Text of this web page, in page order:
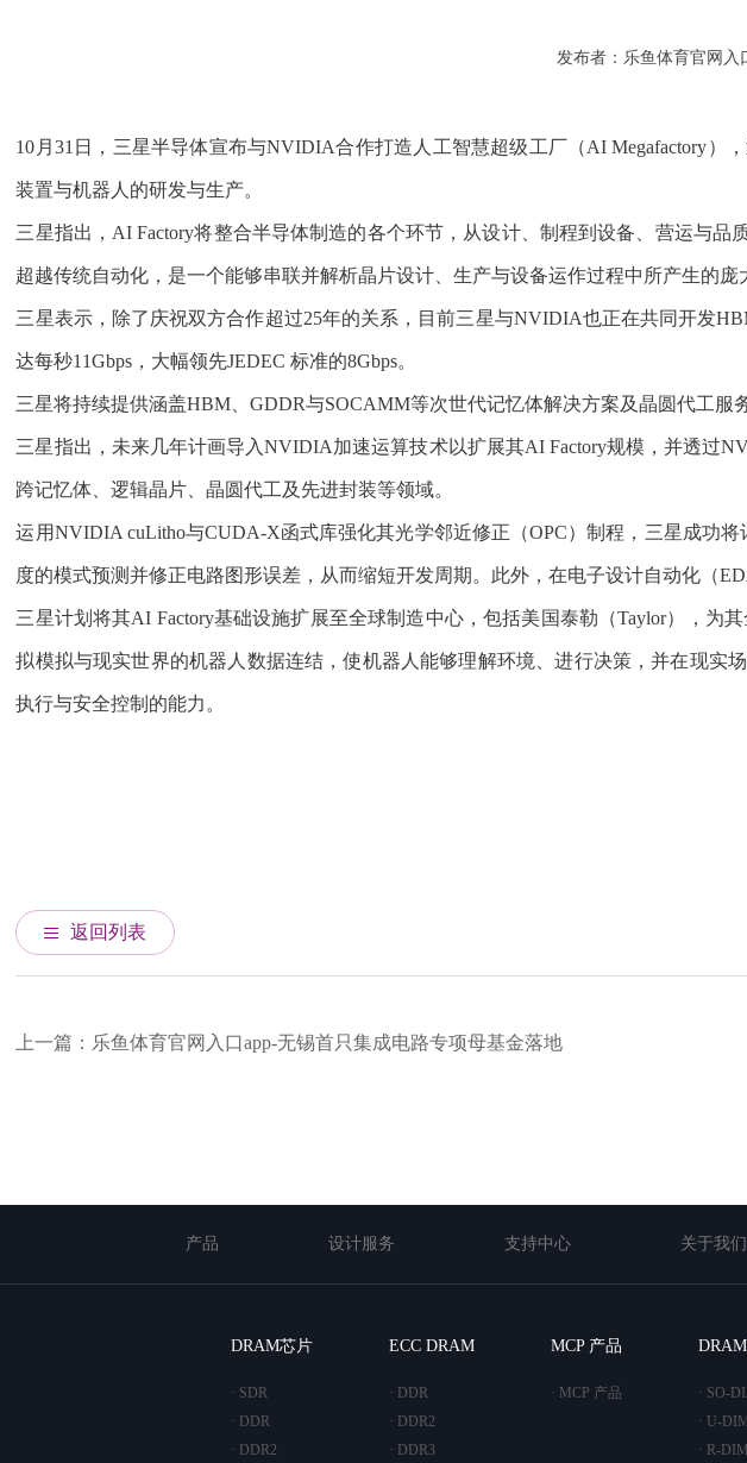
发布者：乐鱼体育官网入
10月31日，三星半导体宣布与NVIDIA合作打造人工智慧超级工厂（AI Megafactory
装置与机器人的研发与生产。
三星指出，AI Factory将整合半导体制造的各个环节，从设计、制程到设备、营运与
超越传统自动化，是一个能够串联并解析晶片设计、生产与设备运作过程中所产生的庞
三星表示，除了庆祝双方合作超过25年的关系，目前三星与NVIDIA也正在共同开发
达每秒11Gbps，大幅领先JEDEC 标准的8Gbps。
三星将持续提供涵盖HBM、GDDR与SOCAMM等次世代记忆体解决方案及晶圆代工服
三星指出，未来几年计画导入NVIDIA加速运算技术以扩展其AI Factory规模，并透过
跨记忆体、逻辑晶片、晶圆代工及先进封装等领域。
运用NVIDIA cuLitho与CUDA-X函式库强化其光学邻近修正（OPC）制程，三星成功
度的模式预测并修正电路图形误差，从而缩短开发周期。此外，在电子设计自动化（
三星计划将其AI Factory基础设施扩展至全球制造中心，包括美国泰勒（Taylor），
拟模拟与现实世界的机器人数据连结，使机器人能够理解环境、进行决策，并在现实
执行与安全控制的能力。
返回列表
上一篇：乐鱼体育官网入口app-无锡首只集成电路专项母基金落地
产品 设计服务 支持中心 关于我们
DRAM芯片
· SDR
· DDR
· DDR2
ECC DRAM
· DDR
· DDR2
· DDR3
MCP 产品
· MCP 产品
· SO-
· U-
· R-